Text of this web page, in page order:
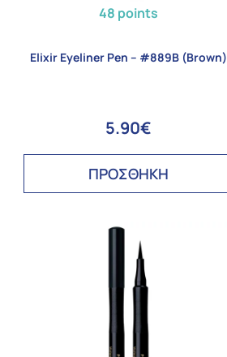
48 points
Elixir Eyeliner Pen – #889B (Brown)
5.90€
ΠΡΟΣΘΗΚΗ